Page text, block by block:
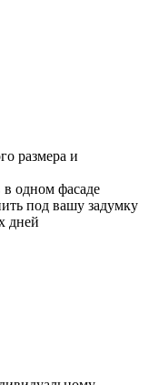
размера и
в одном фасаде
под вашу задумку
дней